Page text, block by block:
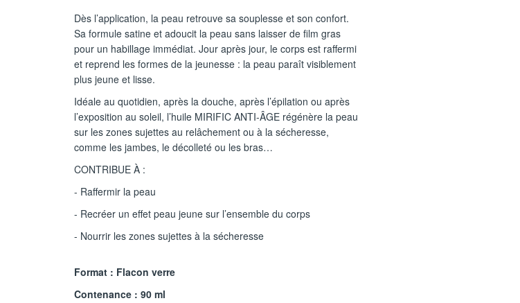
Dès l’application, la peau retrouve sa souplesse et son confort.
Sa formule satine et adoucit la peau sans laisser de film gras
pour un habillage immédiat. Jour après jour, le corps est raffermi
et reprend les formes de la jeunesse : la peau paraît visiblement
plus jeune et lisse.
Idéale au quotidien, après la douche, après l’épilation ou après
l’exposition au soleil, l’huile MIRIFIC ANTI-ÂGE régénère la peau
sur les zones sujettes au relâchement ou à la sécheresse,
comme les jambes, le décolleté ou les bras…
CONTRIBUE À :
- Raffermir la peau
- Recréer un effet peau jeune sur l’ensemble du corps
- Nourrir les zones sujettes à la sécheresse
Format : Flacon verre
Contenance : 90 ml